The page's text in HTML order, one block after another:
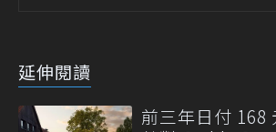
延伸閱讀
前三年日付 168